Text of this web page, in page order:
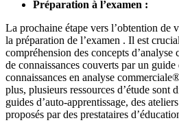
Préparation à l’examen :
La prochaine étape vers l’obtention de
la préparation de l’examen . Il est
compréhension des concepts d’analyse
de connaissances couverts par un guide
connaissances en analyse
plus, plusieurs ressources d’étude sont
guides d’auto-apprentissage, des
proposés par des prestataires